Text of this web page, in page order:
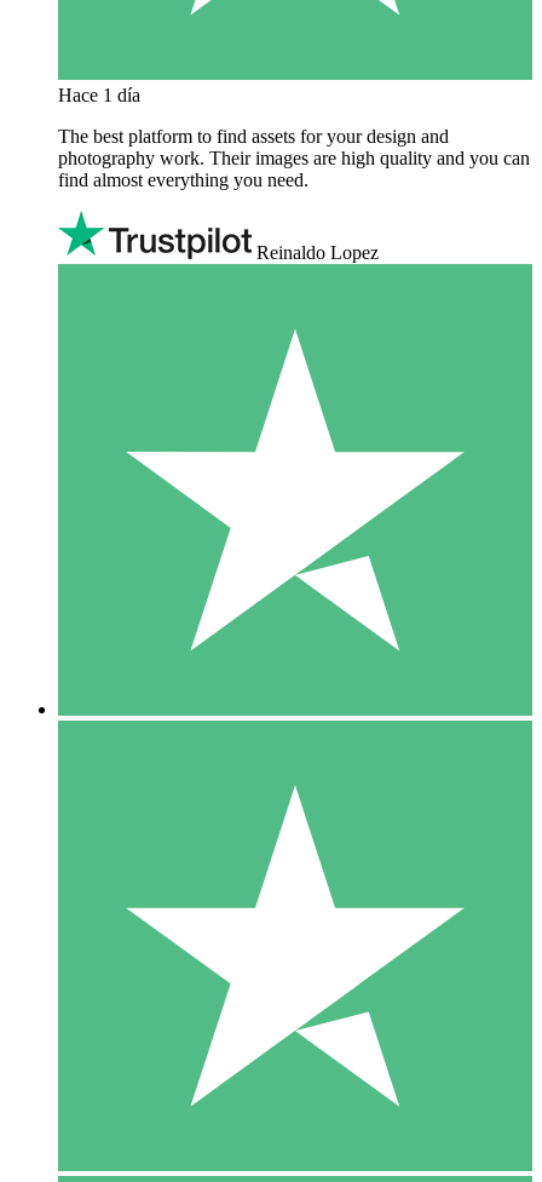
Hace 1 día
The best platform to find assets for your design and
photography work. Their images are high quality and you can
find almost everything you need.
Reinaldo Lopez